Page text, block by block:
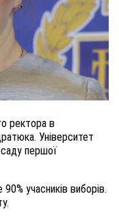
ректора в
Університет
першої
учасників виборів.